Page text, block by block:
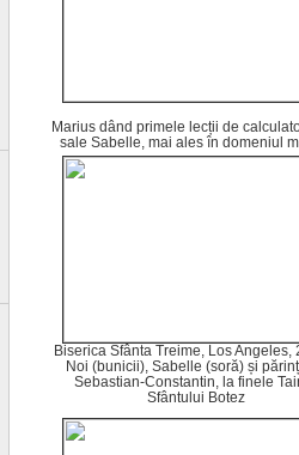
Marius dând primele lecții de
sale Sabelle, mai ales în domeniul
Biserica Sfânta Treime, Los Angeles,
Noi (bunicii), Sabelle (soră) și
Sebastian-Constantin, la finele
Sfântului Botez